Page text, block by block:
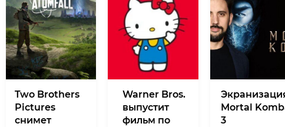
Two Brothers
Pictures
снимет
Warner Bros.
выпустит
фильм по
Mortal
3